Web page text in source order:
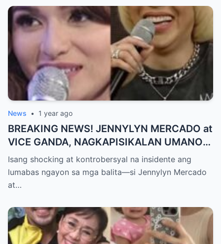
MAKAPANIWALA SA MATINDING
PAGTATAKSIL!
News • 1 year ago
BREAKING NEWS! JENNYLYN MERCADO at
VICE GANDA, NAGKAPISIKALAN UMANO
SA LIKOD NG CAMERA — Buong
PANGYAYARI, NAHULI SA VIDEO! Showbiz
World NAGULANTANG sa Biglaang
Personalidad!
Isang shocking at kontrobersyal na insidente ang
lumabas ngayon sa mga balita—si Jennylyn Mercado
at…